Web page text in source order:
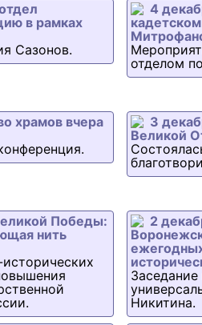
в рамках
Сазонов.
4
отделом
храмов вчера
3
Великой
Победы:
нить
2
Никитина.